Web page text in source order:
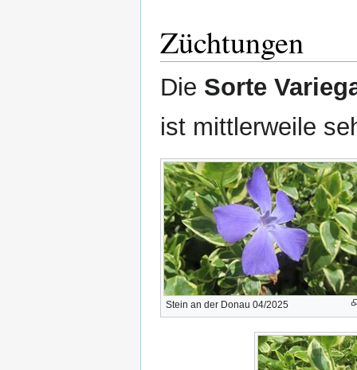
Züchtungen
Die Sorte
ist mittlerweile
Stein an der Donau 04/2025